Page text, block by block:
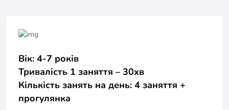
Вік: 4-7 років
Тривалість 1 заняття – 30хв
Кількість занять на день: 4 заняття +
прогулянка